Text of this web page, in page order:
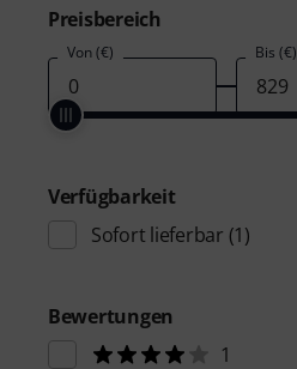
Preisbereich
Von (€) Bis (€)
Verfügbarkeit
Sofort lieferbar (1)
Bewertungen
1